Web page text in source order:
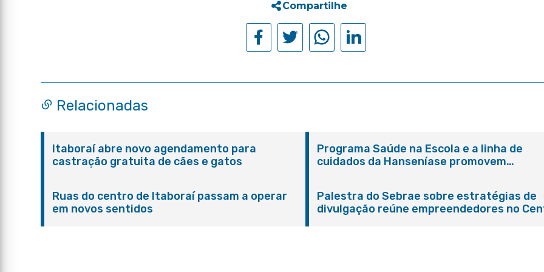
Compartilhe
Relacionadas
Itaboraí abre novo agendamento para
castração gratuita de cães e gatos
Programa Saúde na Escola e a linha de
cuidados da Hanseníase promovem
Ruas do centro de Itaboraí passam a operar
em novos sentidos
Palestra do Sebrae sobre estratégias de
divulgação reúne empreendedores no